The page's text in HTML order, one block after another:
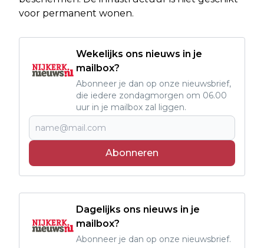
voor permanent wonen.
Wekelijks ons nieuws in je
mailbox?
Abonneer je dan op onze nieuwsbrief,
die iedere zondagmorgen om 06.00
uur in je mailbox zal liggen.
Abonneren
Dagelijks ons nieuws in je
mailbox?
Abonneer je dan op onze nieuwsbrief.